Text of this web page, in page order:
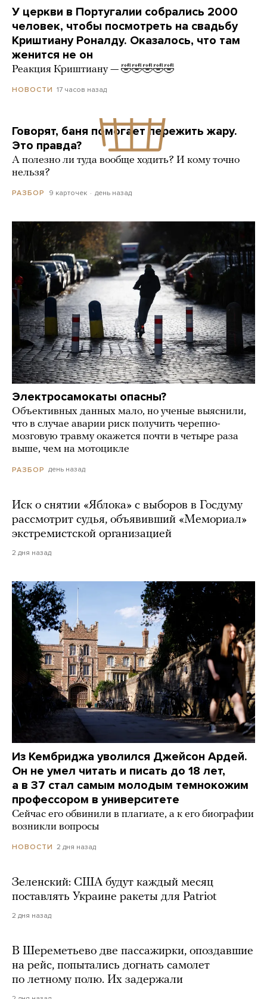
У церкви в Португалии собрались 2000
человек, чтобы посмотреть на свадьбу
Криштиану Роналду. Оказалось, что там
женится не он
Реакция Криштиану — 🤣🤣🤣🤣🤣
НОВОСТИ 17 часов назад
Говорят, баня помогает пережить жару.
Это правда?
А полезно ли туда вообще ходить? И кому точно
нельзя?
РАЗБОР 9 карточек день назад
Электросамокаты опасны?
Объективных данных мало, но ученые выяснили,
что в случае аварии риск получить черепно-
мозговую травму окажется почти в четыре раза
выше, чем на мотоцикле
РАЗБОР день назад
Иск о снятии «Яблока» с выборов в Госдуму
рассмотрит судья, объявивший «Мемориал»
экстремистской организацией
2 дня назад
Из Кембриджа уволился Джейсон Ардей.
Он не умел читать и писать до 18 лет,
а в 37 стал самым молодым темнокожим
профессором в университете
Сейчас его обвинили в плагиате, а к его биографии
возникли вопросы
НОВОСТИ 2 дня назад
Зеленский: США будут каждый месяц
поставлять Украине ракеты для Patriot
2 дня назад
В Шереметьево две пассажирки, опоздавшие
на рейс, попытались догнать самолет
по летному полю. Их задержали